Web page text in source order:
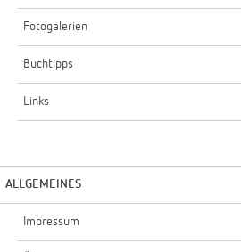
Fotogalerien
Buchtipps
Links
ALLGEMEINES
Impressum